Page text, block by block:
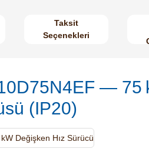
Taksit
Seçenekleri
— 75
(IP20)